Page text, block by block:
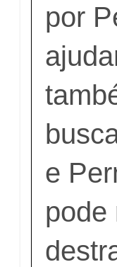
por
e
pode